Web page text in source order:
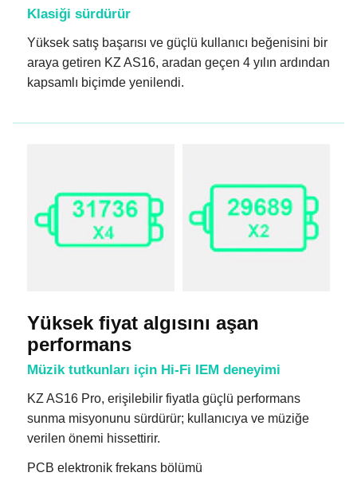
Klasiği sürdürür
Yüksek satış başarısı ve güçlü kullanıcı beğenisini bir
araya getiren KZ AS16, aradan geçen 4 yılın ardından
kapsamlı biçimde yenilendi.
Yüksek fiyat algısını aşan
performans
Müzik tutkunları için Hi-Fi IEM deneyimi
KZ AS16 Pro, erişilebilir fiyatla güçlü performans
sunma misyonunu sürdürür; kullanıcıya ve müziğe
verilen önemi hissettirir.
PCB elektronik frekans bölümü